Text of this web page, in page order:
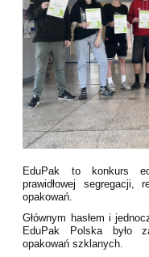
EduPak to konkurs
prawidłowej segregacji,
opakowań.
Głównym hasłem i
EduPak Polska było
opakowań szklanych.